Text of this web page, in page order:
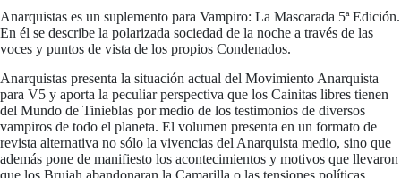
Anarquistas es un suplemento para Vampiro: La Mascarada 5ª Edición.
En él se describe la polarizada sociedad de la noche a través de las
voces y puntos de vista de los propios Condenados.
Anarquistas presenta la situación actual del Movimiento Anarquista
para V5 y aporta la peculiar perspectiva que los Cainitas libres tienen
del Mundo de Tinieblas por medio de los testimonios de diversos
vampiros de todo el planeta. El volumen presenta en un formato de
revista alternativa no sólo la vivencias del Anarquista medio, sino que
además pone de manifiesto los acontecimientos y motivos que llevaron